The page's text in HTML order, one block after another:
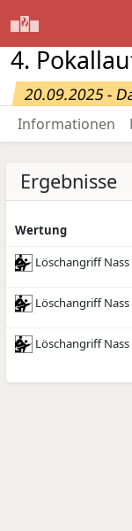
4.
20.09.2025 -
Informationen
Ergebnisse
Wertung
Löschangriff Nass
Löschangriff Nass
Löschangriff